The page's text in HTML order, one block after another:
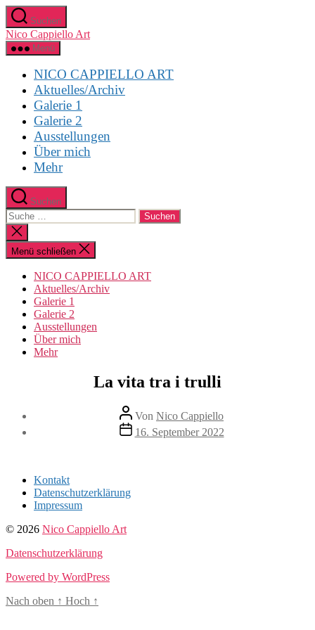
Direkt
zum
Inhalt
wechseln
Suchen
Nico Cappiello Art
Menü
NICO CAPPIELLO ART
Aktuelles/Archiv
Galerie 1
Galerie 2
Ausstellungen
Über mich
Mehr
Suchen
Suche
nach:
Suche
schließen
Menü schließen
NICO CAPPIELLO ART
Aktuelles/Archiv
Galerie 1
Galerie 2
Ausstellungen
Über mich
Mehr
La vita tra i trulli
Beitragsautor
Von Nico Cappiello
Beitragsdatum
16. September 2022
Kontakt
Datenschutzerklärung
Impressum
© 2026 Nico Cappiello Art
Datenschutzerklärung
Powered by WordPress
Nach oben ↑ Hoch ↑